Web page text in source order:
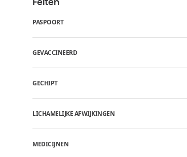
PASPOORT
GEVACCINEERD
GECHIPT
LICHAMELIJKE AFWIJKINGEN
MEDICIJNEN